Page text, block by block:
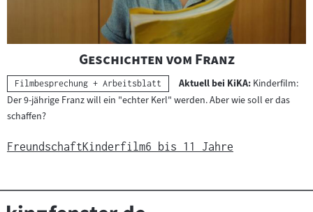
"
Geschichten vom Franz"
Kategorie:
Filmbesprechung + Arbeitsblatt Aktuell bei KiKA: Kinderfilm:
Der 9-jährige Franz will ein "echter Kerl" werden. Aber wie soll er das
schaffen?
FreundschaftKinderfilm6 bis 11 Jahre